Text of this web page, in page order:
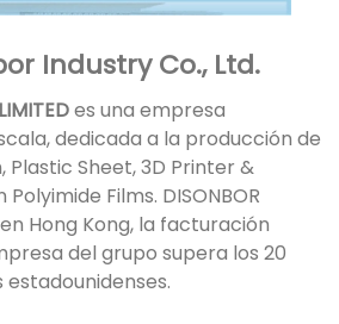
Industry Co., Ltd.
es una empresa
dedicada a la producción de
Sheet, 3D Printer &
Films. DISONBOR
Hong Kong, la facturación
del grupo supera los 20